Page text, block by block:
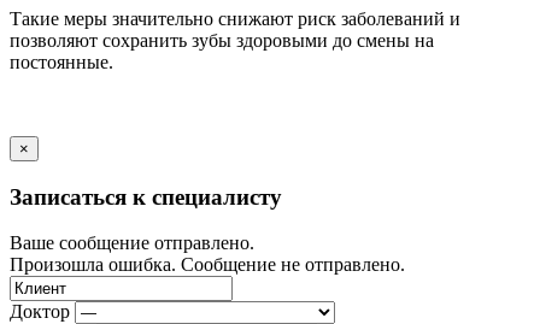
Такие меры значительно снижают риск заболеваний и
позволяют сохранить зубы здоровыми до смены на
постоянные.
×
Записаться к специалисту
Ваше сообщение отправлено.
Произошла ошибка. Сообщение не отправлено.
Доктор